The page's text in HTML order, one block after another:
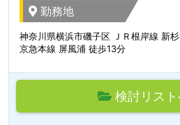
勤務地
神奈川県横浜市磯子区 ＪＲ根岸線 新
京急本線 屏風浦 徒歩13分
検討リスト